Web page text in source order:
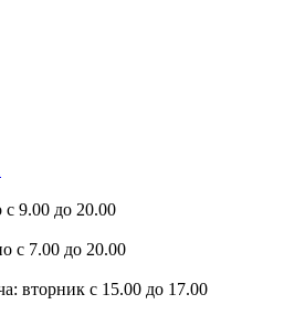
9.00 до 20.00
с 7.00 до 20.00
вторник с 15.00 до 17.00